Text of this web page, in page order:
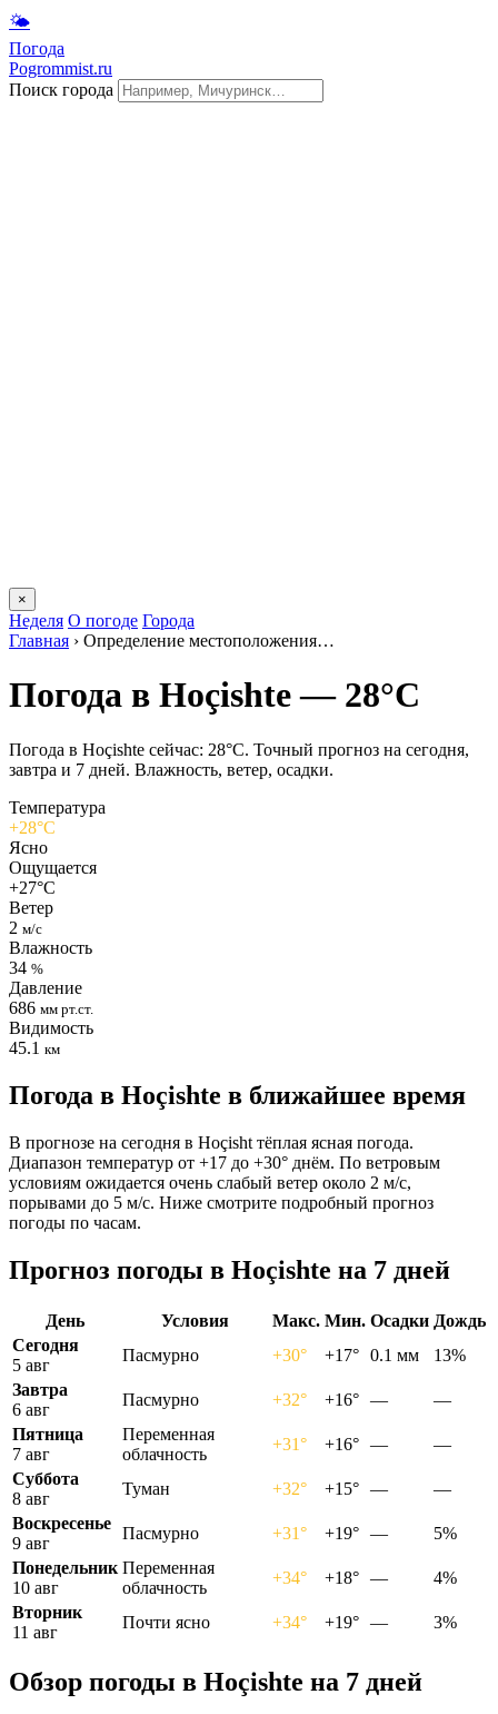
🌤
Погода
Pogrommist.ru
Поиск города
×
Неделя О погоде Города
Главная › Определение местоположения…
Погода в Hoçishtе — 28°C
Погода в Hoçishtе сейчас: 28°C. Точный прогноз на сегодня,
завтра и 7 дней. Влажность, ветер, осадки.
Температура
+28°C
Ясно
Ощущается
+27°C
Ветер
2 м/с
Влажность
34 %
Давление
686 мм рт.ст.
Видимость
45.1 км
Погода в Hoçishtе в ближайшее время
В прогнозе на сегодня в Hoçisht тёплая ясная погода.
Диапазон температур от +17 до +30° днём. По ветровым
условиям ожидается очень слабый ветер около 2 м/с,
порывами до 5 м/с. Ниже смотрите подробный прогноз
погоды по часам.
Прогноз погоды в Hoçishtе на 7 дней
День Условия Макс. Мин. Осадки Дождь
Сегодня
5 авг
Пасмурно +30° +17° 0.1 мм
13%
Завтра
6 авг
Пасмурно +32° +16° —
—
Пятница
7 авг
Переменная
облачность
+31° +16° —
—
Суббота
8 авг
Туман +32° +15° —
—
Воскресенье
9 авг
Пасмурно +31° +19° —
5%
Понедельник
10 авг
Переменная
облачность
+34° +18° —
4%
Вторник
11 авг
Почти ясно +34° +19° — 3%
Обзор погоды в Hoçishtе на 7 дней